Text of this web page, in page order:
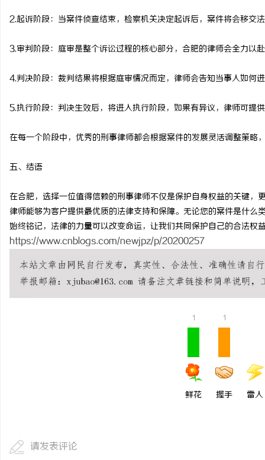
2.起诉阶段：当案件侦查结束，检察机关决定起诉后，案件将会移交
3.审判阶段：庭审是整个诉讼过程的核心部分，合肥的律师会全力以
4.判决阶段：裁判结果将根据庭审情况而定，律师会告知当事人如何
5.执行阶段：判决生效后，将进入执行阶段，如果有异议，律师可提
在每一个阶段中，优秀的刑事律师都会根据案件的发展灵活调整策略
五、结语
在合肥，选择一位值得信赖的刑事律师不仅是保护自身权益的关键
律师能够为客户提供最优质的法律支持和保障。无论您的案件是什
始终铭记，法律的力量可以改变命运，让我们共同保护自己的合法权
https://www.cnblogs.com/newjpz/p/20200257
1
鲜花
1
握手 雷人
请发表评论